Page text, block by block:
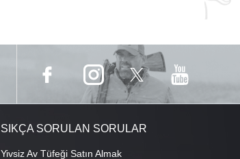
SIKÇA SORULAN SORULAR
Yivsiz Av Tüfeği Satın Almak